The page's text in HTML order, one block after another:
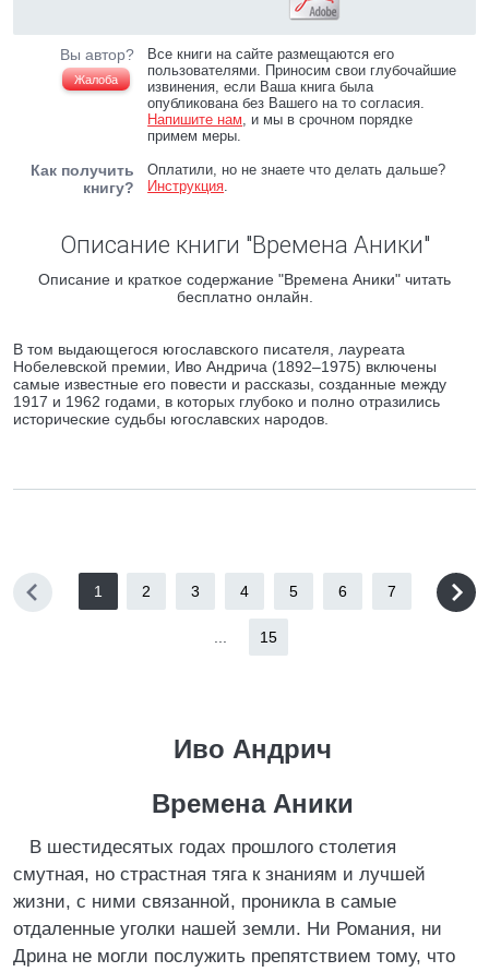
Вы автор?
Жалоба
Все книги на сайте размещаются его
пользователями. Приносим свои глубочайшие
извинения, если Ваша книга была
опубликована без Вашего на то согласия.
Напишите нам, и мы в срочном порядке
примем меры.
Как получить
книгу?
Оплатили, но не знаете что делать дальше?
Инструкция.
Описание книги "Времена Аники"
Описание и краткое содержание "Времена Аники" читать
бесплатно онлайн.
В том выдающегося югославского писателя, лауреата
Нобелевской премии, Иво Андрича (1892–1975) включены
самые известные его повести и рассказы, созданные между
1917 и 1962 годами, в которых глубоко и полно отразились
исторические судьбы югославских народов.
1 2 3 4 5 6 7
15
Иво Андрич
Времена Аники
В шестидесятых годах прошлого столетия
смутная, но страстная тяга к знаниям и лучшей
жизни, с ними связанной, проникла в самые
отдаленные уголки нашей земли. Ни Романия, ни
Дрина не могли послужить препятствием тому, что